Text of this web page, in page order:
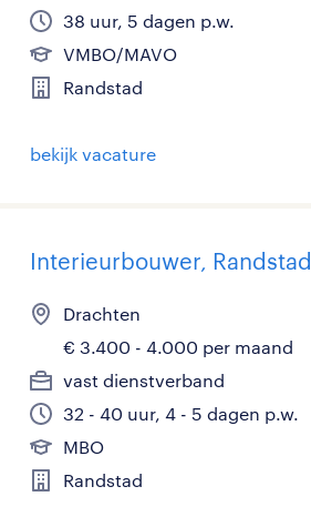
38 uur, 5 dagen p.w.
VMBO/MAVO
Randstad
bekijk vacature
Interieurbouwer, Randstad
Drachten
€ 3.400 - 4.000 per maand
vast dienstverband
32 - 40 uur, 4 - 5 dagen p.w.
MBO
Randstad